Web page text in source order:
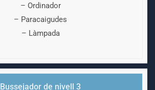
– Ordinador
– Paracaigudes
– Làmpada
Bussejador de nivell 3